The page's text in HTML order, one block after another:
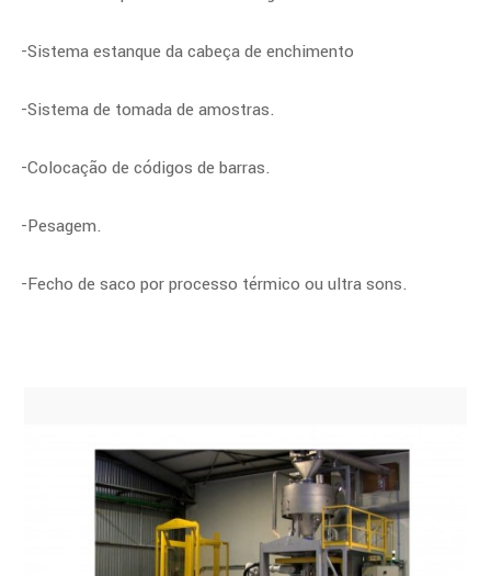
-Sistema estanque da cabeça de enchimento
-Sistema de tomada de amostras.
-Colocação de códigos de barras.
-Pesagem.
-Fecho de saco por processo térmico ou ultra sons.